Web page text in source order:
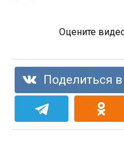
Оцените
Поделиться